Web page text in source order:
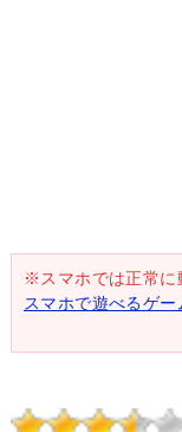
※スマホでは正常に
スマホで遊べるゲー